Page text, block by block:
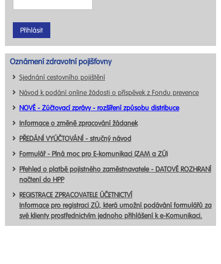
Oznámení zdravotní pojišťovny
Sjednání cestovního pojištění
Návod k podání online žádosti o příspěvek z Fondu prevence
NOVÉ - Zúčtovací zprávy - rozšíření způsobu distribuce
Informace o změně zpracování žádanek
PŘEDÁNÍ VYÚČTOVÁNÍ - stručný návod
Formulář - Plná moc pro E-komunikaci (ZAM a ZÚ)
Přehled o platbě pojistného zaměstnavatele - DATOVÉ ROZHRANÍ
načtení do HPP
REGISTRACE ZPRACOVATELE ÚČETNICTVÍ
Informace pro registraci ZÚ, která umožní podávání formulářů za
své klienty prostřednictvím jednoho přihlášení k e-Komunikaci.